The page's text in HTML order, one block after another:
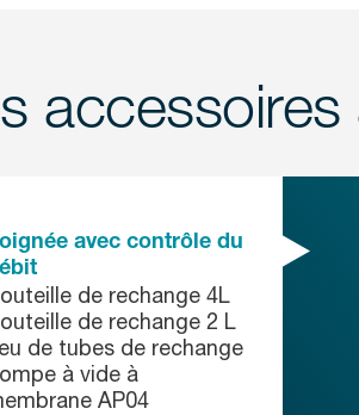
avec contrôle du
de rechange 4L
de rechange 2 L
de tubes de rechange
à vide à
AP04